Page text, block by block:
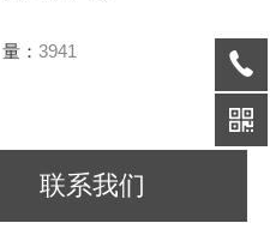
：3941
联系我们